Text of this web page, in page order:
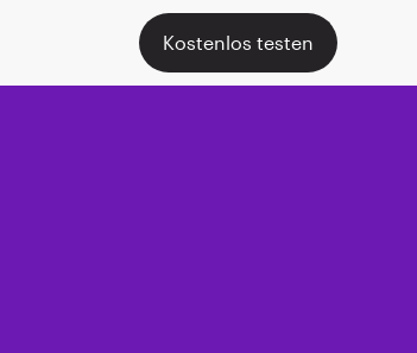
Kostenlos testen